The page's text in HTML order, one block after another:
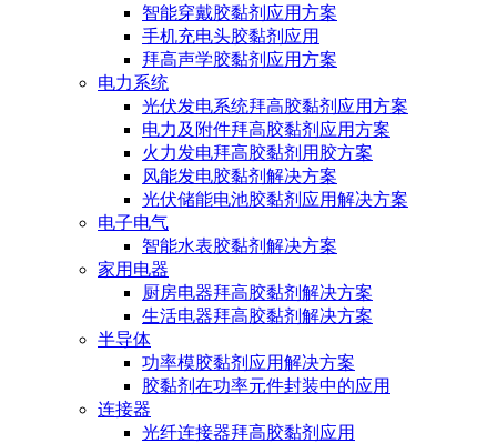
智能穿戴胶黏剂应用方案
手机充电头胶黏剂应用
拜高声学胶黏剂应用方案
电力系统
光伏发电系统拜高胶黏剂应用方案
电力及附件拜高胶黏剂应用方案
火力发电拜高胶黏剂用胶方案
风能发电胶黏剂解决方案
光伏储能电池胶黏剂应用解决方案
电子电气
智能水表胶黏剂解决方案
家用电器
厨房电器拜高胶黏剂解决方案
生活电器拜高胶黏剂解决方案
半导体
功率模胶黏剂应用解决方案
胶黏剂在功率元件封装中的应用
连接器
光纤连接器拜高胶黏剂应用